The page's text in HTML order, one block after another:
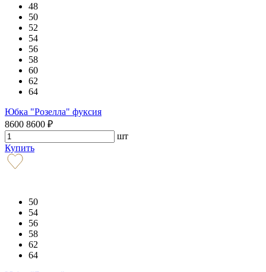
48
50
52
54
56
58
60
62
64
Юбка "Розелла" фуксия
8600 8600 ₽
шт
Купить
50
54
56
58
62
64